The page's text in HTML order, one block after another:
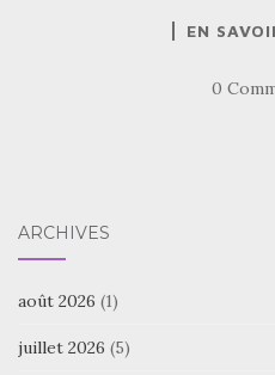
EN
0
ARCHIVES
août 2026 (1)
juillet 2026 (5)